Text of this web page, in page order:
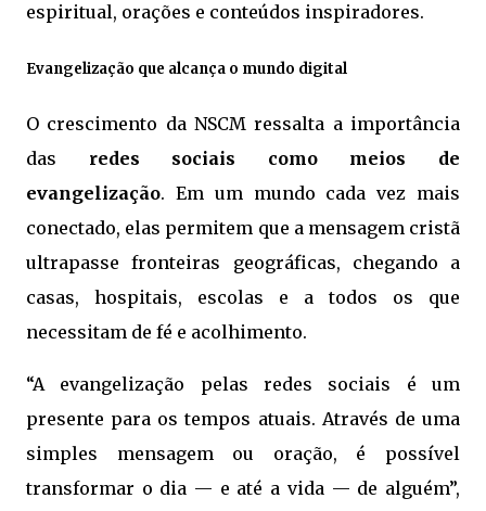
espiritual, orações e conteúdos inspiradores.
Evangelização que alcança o mundo digital
O crescimento da NSCM ressalta a importância
das redes sociais como meios de
evangelização. Em um mundo cada vez mais
conectado, elas permitem que a mensagem cristã
ultrapasse fronteiras geográficas, chegando a
casas, hospitais, escolas e a todos os que
necessitam de fé e acolhimento.
“A evangelização pelas redes sociais é um
presente para os tempos atuais. Através de uma
simples mensagem ou oração, é possível
transformar o dia — e até a vida — de alguém”,